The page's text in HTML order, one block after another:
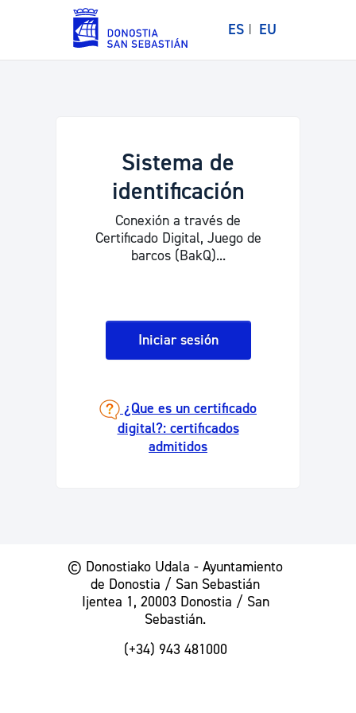
ES EU
Sistema de
identificación
Conexión a través de
Certificado Digital, Juego de
barcos (BakQ)...
Iniciar sesión
¿Que es un certificado
digital?: certificados
admitidos
© Donostiako Udala - Ayuntamiento
de Donostia / San Sebastián
Ijentea 1, 20003 Donostia / San
Sebastián.
(+34) 943 481000